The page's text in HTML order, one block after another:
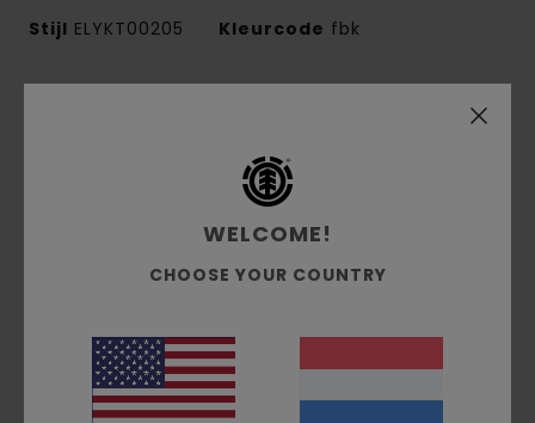
Stijl ELYKT00205 Kleurcode fbk
Dubbelgebreid mesh [140 g/m2]
Print op het lijf en op de mouwen
Bies in dezelfde stof bij de mouwen en
onderaan
WELCOME!
CHOOSE YOUR COUNTRY